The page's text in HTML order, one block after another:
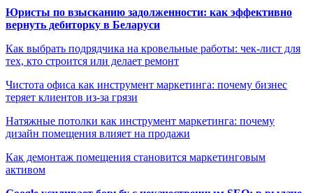
Юристы по взысканию задолженности: как эффективно
вернуть дебиторку в Беларуси
Как выбрать подрядчика на кровельные работы: чек-лист для
тех, кто строится или делает ремонт
Чистота офиса как инструмент маркетинга: почему бизнес
теряет клиентов из-за грязи
Натяжные потолки как инструмент маркетинга: почему
дизайн помещения влияет на продажи
Как демонтаж помещения становится маркетинговым
активом